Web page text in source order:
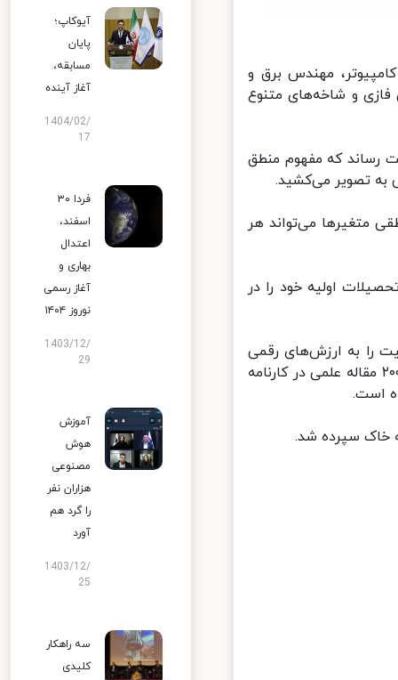
مهندس برق و
فازی و شاخه‌های متنوع
را به ثبت رساند که مفهوم منطق
به تصویر می‌کشید.
متغیرها می‌تواند هر
او تحصیلات اولیه خود را در
قطعیت را به ارزش‌های رقمی
اعداد فازی بیفزاید. این مفهوم در سال ۲۰۱۳ به نام او ثبت شد. او بیش از ۲۰۰ مقاله علمی در کارنامه
آیوکاپ؛
پایان
مسابقه،
آغاز آینده
1404/02/
17
فردا ۳۰
اسفند،
اعتدال
بهاری و
آغاز رسمی
نوروز ۱۴۰۴
1403/12/
29
آموزش
هوش
مصنوعی
هزاران نفر
را گرد هم
آورد
1403/12/
25
سه راهکار
کلیدی